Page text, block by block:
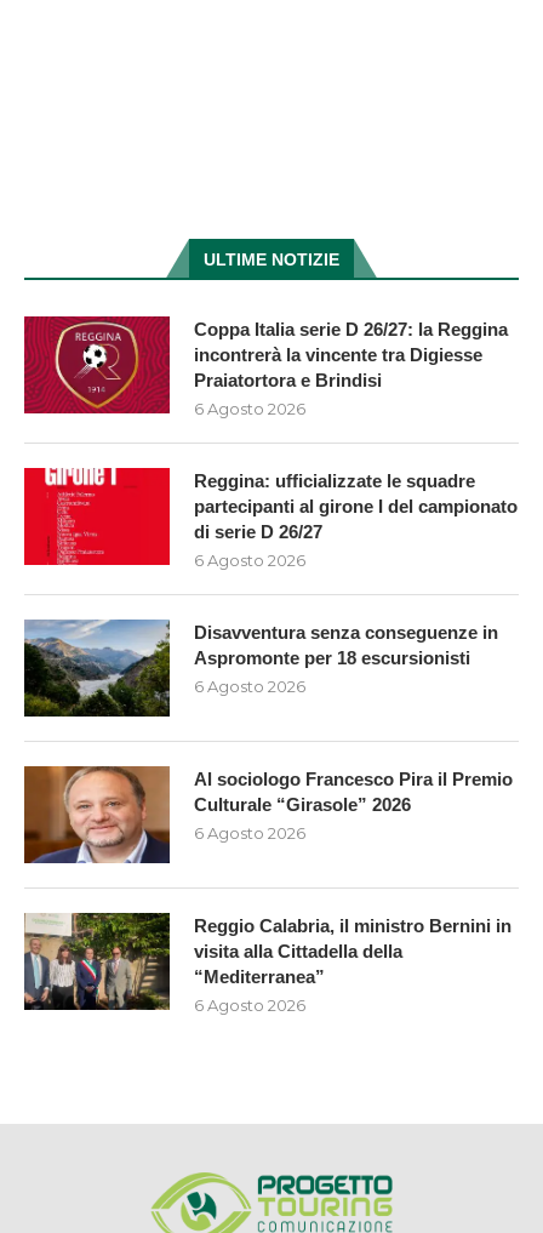
ULTIME NOTIZIE
Coppa Italia serie D 26/27: la Reggina
incontrerà la vincente tra Digiesse
Praiatortora e Brindisi
6 Agosto 2026
Reggina: ufficializzate le squadre
partecipanti al girone I del campionato
di serie D 26/27
6 Agosto 2026
Disavventura senza conseguenze in
Aspromonte per 18 escursionisti
6 Agosto 2026
Al sociologo Francesco Pira il Premio
Culturale “Girasole” 2026
6 Agosto 2026
Reggio Calabria, il ministro Bernini in
visita alla Cittadella della
“Mediterranea”
6 Agosto 2026